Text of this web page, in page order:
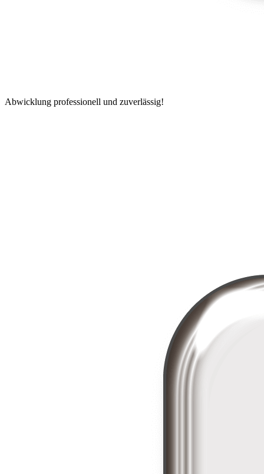
Abwicklung professionell und zuverlässig!